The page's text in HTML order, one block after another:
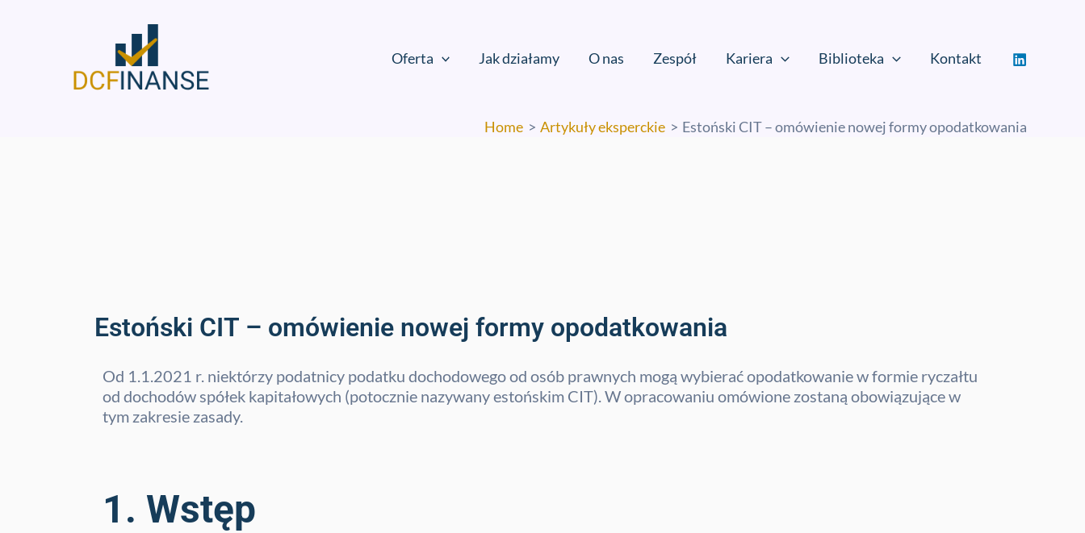
Oferta Jak działamy O nas Zespół Kariera Biblioteka Kontakt
Home Artykuły eksperckie Estoński CIT – omówienie nowej formy opodatkowania
Estoński CIT – omówienie nowej formy opodatkowania
Od 1.1.2021 r. niektórzy podatnicy podatku dochodowego od osób prawnych mogą wybierać opodatkowanie w formie ryczałtu
od dochodów spółek kapitałowych (potocznie nazywany estońskim CIT). W opracowaniu omówione zostaną obowiązujące w
tym zakresie zasady.
1. Wstęp